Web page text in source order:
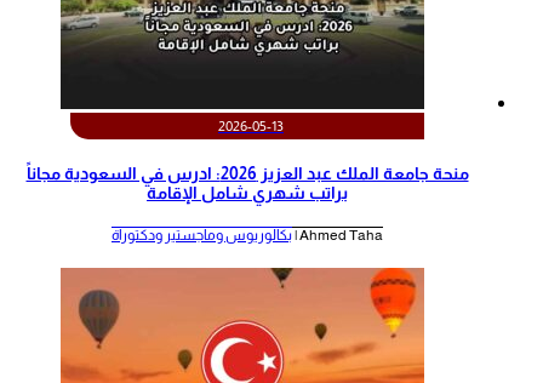
2026-05-13
منحة جامعة الملك عبد العزيز 2026: ادرس في السعودية مجاناً
براتب شهري شامل الإقامة
Ahmed Taha | بكالوريوس وماجستير ودكتوراة